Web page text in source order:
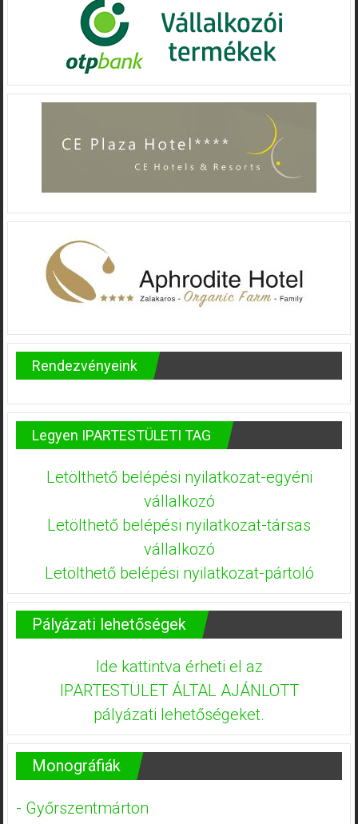
Rendezvényeink
Legyen IPARTESTÜLETI TAG
Letölthető belépési nyilatkozat-egyéni
vállalkozó
Letölthető belépési nyilatkozat-társas
vállalkozó
Letölthető belépési nyilatkozat-pártoló
Pályázati lehetőségek
Ide kattintva érheti el az
IPARTESTÜLET ÁLTAL AJÁNLOTT
pályázati lehetőségeket.
Monográfiák
- Győrszentmárton